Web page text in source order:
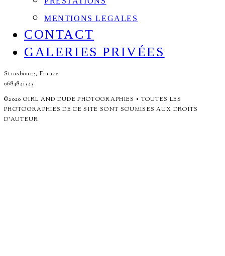
MENTIONS LEGALES
CONTACT
GALERIES PRIVÉES
Strasbourg, France
0684841343
©2020 GIRL AND DUDE PHOTOGRAPHIES • TOUTES LES
PHOTOGRAPHIES DE CE SITE SONT SOUMISES AUX DROITS
D'AUTEUR